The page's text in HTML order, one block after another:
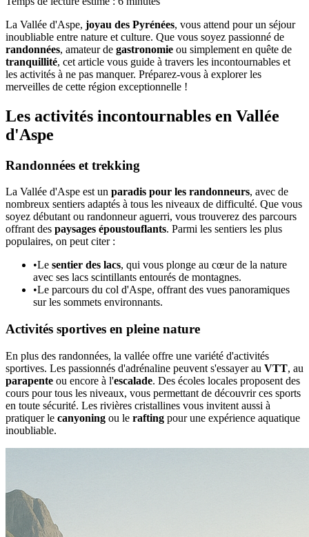
La Vallée d'Aspe, joyau des Pyrénées, vous attend pour un séjour
inoubliable entre nature et culture. Que vous soyez passionné de
randonnées, amateur de gastronomie ou simplement en quête de
tranquillité, cet article vous guide à travers les incontournables et
les activités à ne pas manquer. Préparez-vous à explorer les
merveilles de cette région exceptionnelle !
Les activités incontournables en Vallée
d'Aspe
Randonnées et trekking
La Vallée d'Aspe est un paradis pour les randonneurs, avec de
nombreux sentiers adaptés à tous les niveaux de difficulté. Que vous
soyez débutant ou randonneur aguerri, vous trouverez des parcours
offrant des paysages époustouflants. Parmi les sentiers les plus
populaires, on peut citer :
•Le sentier des lacs, qui vous plonge au cœur de la nature
avec ses lacs scintillants entourés de montagnes.
•Le parcours du col d'Aspe, offrant des vues panoramiques
sur les sommets environnants.
Activités sportives en pleine nature
En plus des randonnées, la vallée offre une variété d'activités
sportives. Les passionnés d'adrénaline peuvent s'essayer au VTT, au
parapente ou encore à l'escalade. Des écoles locales proposent des
cours pour tous les niveaux, vous permettant de découvrir ces sports
en toute sécurité. Les rivières cristallines vous invitent aussi à
pratiquer le canyoning ou le rafting pour une expérience aquatique
inoubliable.